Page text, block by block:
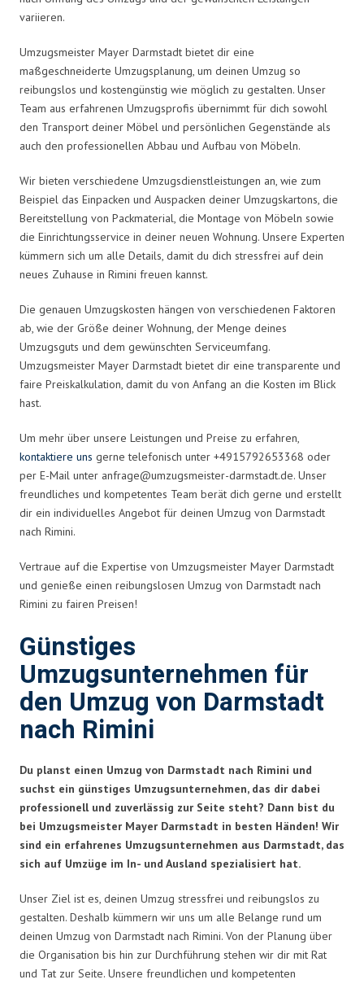
variieren.
Umzugsmeister Mayer Darmstadt bietet dir eine
maßgeschneiderte Umzugsplanung, um deinen Umzug so
reibungslos und kostengünstig wie möglich zu gestalten. Unser
Team aus erfahrenen Umzugsprofis übernimmt für dich sowohl
den Transport deiner Möbel und persönlichen Gegenstände als
auch den professionellen Abbau und Aufbau von Möbeln.
Wir bieten verschiedene Umzugsdienstleistungen an, wie zum
Beispiel das Einpacken und Auspacken deiner Umzugskartons, die
Bereitstellung von Packmaterial, die Montage von Möbeln sowie
die Einrichtungsservice in deiner neuen Wohnung. Unsere Experten
kümmern sich um alle Details, damit du dich stressfrei auf dein
neues Zuhause in Rimini freuen kannst.
Die genauen Umzugskosten hängen von verschiedenen Faktoren
ab, wie der Größe deiner Wohnung, der Menge deines
Umzugsguts und dem gewünschten Serviceumfang.
Umzugsmeister Mayer Darmstadt bietet dir eine transparente und
faire Preiskalkulation, damit du von Anfang an die Kosten im Blick
hast.
Um mehr über unsere Leistungen und Preise zu erfahren,
kontaktiere uns gerne telefonisch unter +4915792653368 oder
per E-Mail unter anfrage@umzugsmeister-darmstadt.de. Unser
freundliches und kompetentes Team berät dich gerne und erstellt
dir ein individuelles Angebot für deinen Umzug von Darmstadt
nach Rimini.
Vertraue auf die Expertise von Umzugsmeister Mayer Darmstadt
und genieße einen reibungslosen Umzug von Darmstadt nach
Rimini zu fairen Preisen!
Günstiges
Umzugsunternehmen für
den Umzug von Darmstadt
nach Rimini
Du planst einen Umzug von Darmstadt nach Rimini und
suchst ein günstiges Umzugsunternehmen, das dir dabei
professionell und zuverlässig zur Seite steht? Dann bist du
bei Umzugsmeister Mayer Darmstadt in besten Händen! Wir
sind ein erfahrenes Umzugsunternehmen aus Darmstadt, das
sich auf Umzüge im In- und Ausland spezialisiert hat.
Unser Ziel ist es, deinen Umzug stressfrei und reibungslos zu
gestalten. Deshalb kümmern wir uns um alle Belange rund um
deinen Umzug von Darmstadt nach Rimini. Von der Planung über
die Organisation bis hin zur Durchführung stehen wir dir mit Rat
und Tat zur Seite. Unsere freundlichen und kompetenten